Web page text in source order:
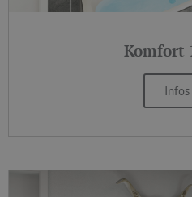
Komfort
Infos